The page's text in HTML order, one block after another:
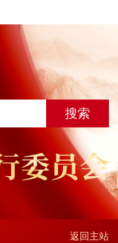
返回主站